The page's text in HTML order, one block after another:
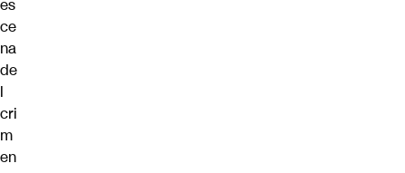
es
ce
na
de
l
cri
m
en